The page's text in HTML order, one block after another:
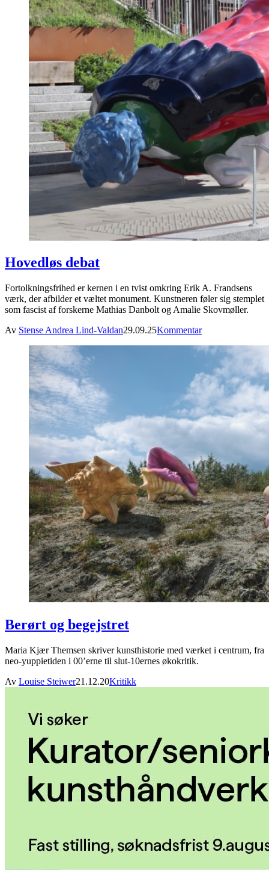
Hovedløs debat
Fortolkningsfrihed er kernen i en tvist omkring Erik A. Frandsens
værk, der afbilder et væltet monument. Kunstneren føler sig stemplet
som fascist af forskerne Mathias Danbolt og Amalie Skovmøller.
Av Stense Andrea Lind-Valdan29.09.25Kommentar
Berørt og begejstret
Maria Kjær Themsen skriver kunsthistorie med værket i centrum, fra
neo-yuppietiden i 00’erne til slut-10ernes økokritik.
Av Louise Steiwer21.12.20Kritikk